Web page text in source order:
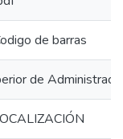
de barras
de